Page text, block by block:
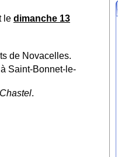
le dimanche 13
de Novacelles.
Saint-Bonnet-le-
.